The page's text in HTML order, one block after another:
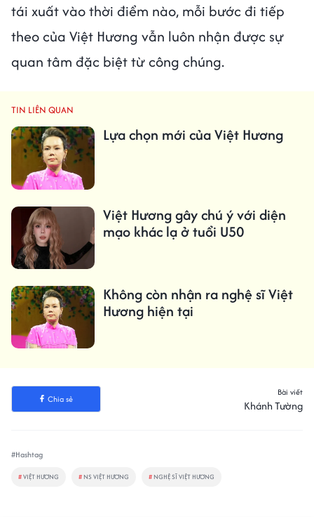
tái xuất vào thời điểm nào, mỗi bước đi tiếp
theo của Việt Hương vẫn luôn nhận được sự
quan tâm đặc biệt từ công chúng.
TIN LIÊN QUAN
Lựa chọn mới của Việt Hương
Việt Hương gây chú ý với diện
mạo khác lạ ở tuổi U50
Không còn nhận ra nghệ sĩ Việt
Hương hiện tại
Chia sẻ
Bài viết
Khánh Tường
#Hashtag
#VIỆT HƯƠNG # NS VIỆT HƯƠNG # NGHỆ SĨ VIỆT HƯƠNG